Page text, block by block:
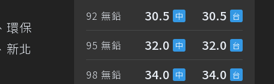
環保
新北
92 無鉛 30.5 30.5
95 無鉛 32.0 32.0
98 無鉛 34.0 34.0